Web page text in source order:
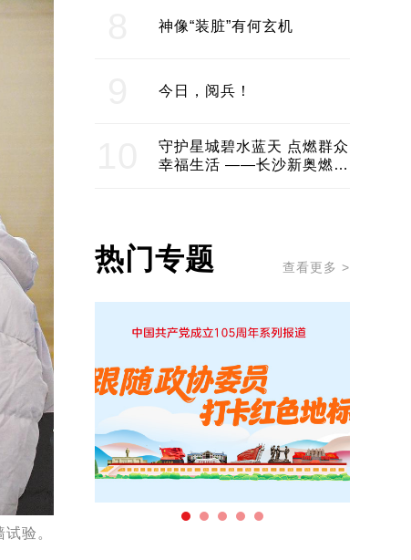
验。
神像“装脏”有何玄机
今日，阅兵！
守护星城碧水蓝天 点燃群众
幸福生活 ——长沙新奥燃气
热门专题 查看更多 >